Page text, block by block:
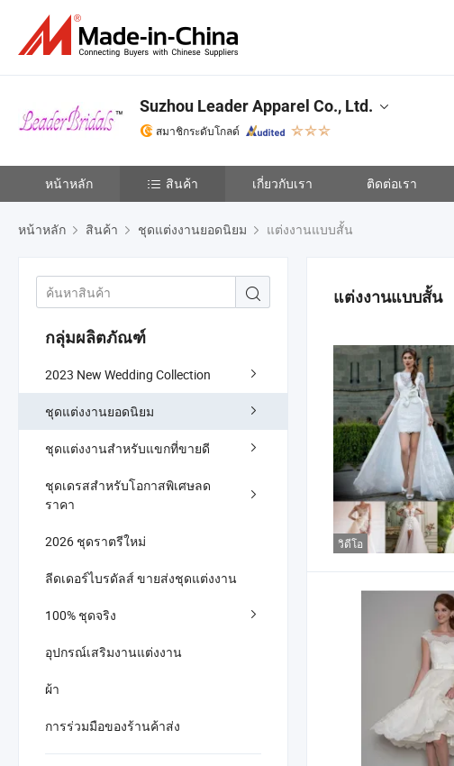
Suzhou Leader Apparel Co., Ltd.
สมาชิกระดับโกลด์
หน้าหลัก สินค้า เกี่ยวกับเรา ติดต่อเรา
หน้าหลัก สินค้า ชุดแต่งงานยอดนิยม แต่งงานแบบสั้น
กลุ่มผลิตภัณฑ์
2023 New Wedding Collection
ชุดแต่งงานยอดนิยม
ชุดแต่งงานสำหรับแขกที่ขายดี
ชุดเดรสสำหรับโอกาสพิเศษลด
ราคา
2026 ชุดราตรีใหม่
ลีดเดอร์ไบรดัลส์ ขายส่งชุดแต่งงาน
100% ชุดจริง
อุปกรณ์เสริมงานแต่งงาน
ผ้า
การร่วมมือของร้านค้าส่ง
แต่งงานแบบสั้น
วิดีโอ